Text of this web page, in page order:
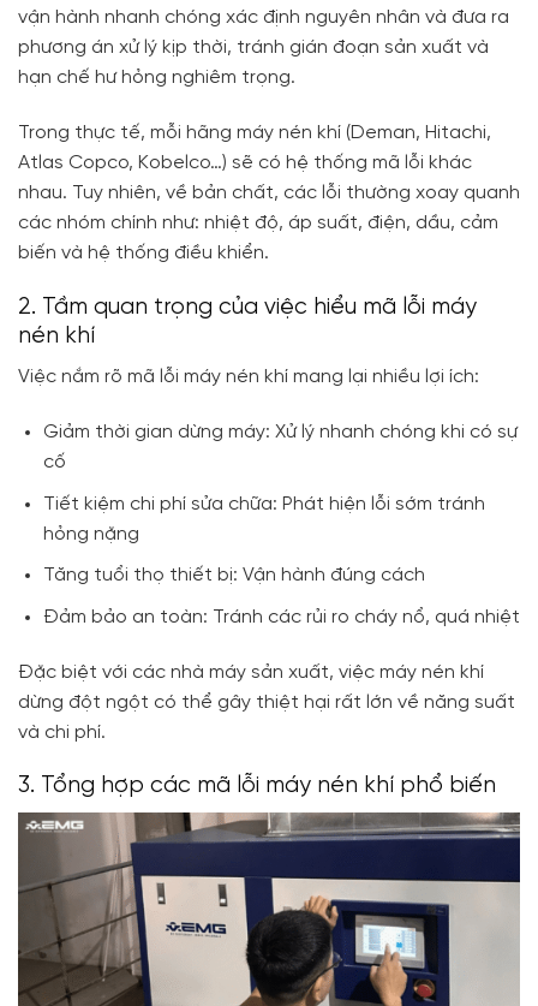
vận hành nhanh chóng xác định nguyên nhân và đưa ra
phương án xử lý kịp thời, tránh gián đoạn sản xuất và
hạn chế hư hỏng nghiêm trọng.
Trong thực tế, mỗi hãng máy nén khí (Deman, Hitachi,
Atlas Copco, Kobelco…) sẽ có hệ thống mã lỗi khác
nhau. Tuy nhiên, về bản chất, các lỗi thường xoay quanh
các nhóm chính như: nhiệt độ, áp suất, điện, dầu, cảm
biến và hệ thống điều khiển.
2. Tầm quan trọng của việc hiểu mã lỗi máy
nén khí
Việc nắm rõ mã lỗi máy nén khí mang lại nhiều lợi ích:
Giảm thời gian dừng máy: Xử lý nhanh chóng khi có sự
cố
Tiết kiệm chi phí sửa chữa: Phát hiện lỗi sớm tránh
hỏng nặng
Tăng tuổi thọ thiết bị: Vận hành đúng cách
Đảm bảo an toàn: Tránh các rủi ro cháy nổ, quá nhiệt
Đặc biệt với các nhà máy sản xuất, việc máy nén khí
dừng đột ngột có thể gây thiệt hại rất lớn về năng suất
và chi phí.
3. Tổng hợp các mã lỗi máy nén khí phổ biến